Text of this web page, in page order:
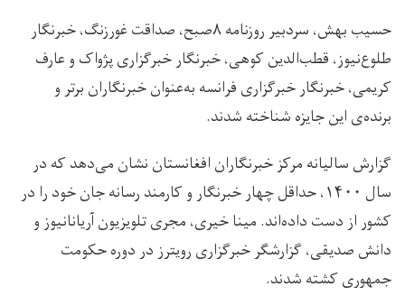
حسیب بهش، سردبیر روزنامه ۸صبح، صداقت غورزنگ، خبرنگار
طلوع‌نیوز، قطب‌الدین کوهی، خبرنگار خبرگزاری پژواک و عارف
کریمی، خبرنگار خبرگزاری فرانسه به‌عنوان خبرنگاران برتر و
برنده‌ی این جایزه شناخته شدند.
گزارش سالیانه مرکز خبرنگاران افغانستان نشان می‌دهد که در
سال ۱۴۰۰، حداقل چهار خبرنگار و کارمند رسانه جان خود را در
کشور از دست داده‌اند. مینا خیری، مجری تلویزیون آریانانیوز و
دانش صدیقی، گزارشگر خبرگزاری رویترز در دوره حکومت
جمهوری کشته شدند.